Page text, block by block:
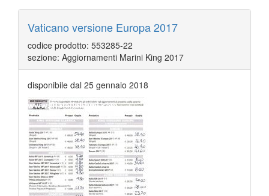
Vaticano versione Europa 2017
codice prodotto: 553285-22
sezione: Aggiornamenti Marini King 2017
disponibile dal 25 gennaio 2018